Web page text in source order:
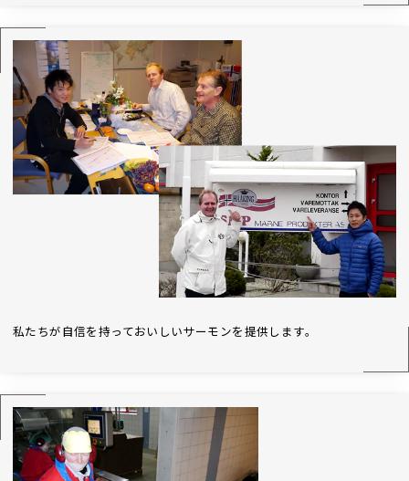
私たちが自信を持っておいしいサーモンを提供します。